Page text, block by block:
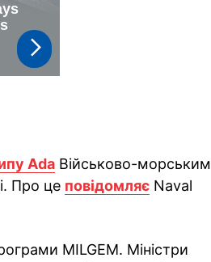
Ada Військово-морським
Про це повідомляє Naval
MILGEM. Міністри